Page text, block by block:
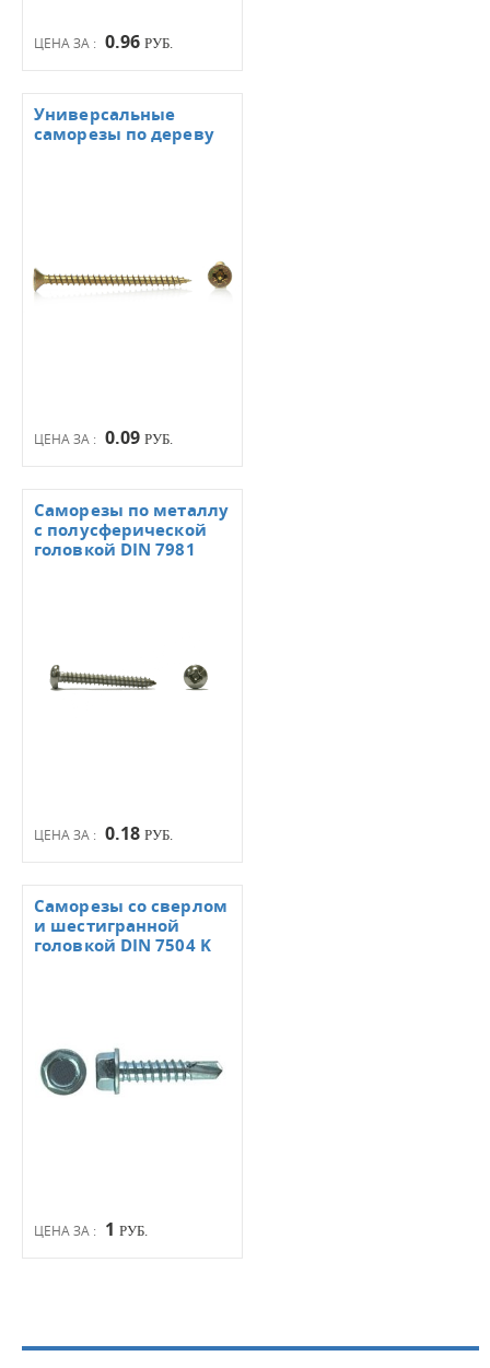
ЦЕНА ЗА : 0.96 РУБ.
ЦЕНА ЗА : 0.09 РУБ.
Универсальные
саморезы по дереву
ЦЕНА ЗА : 0.18 РУБ.
Саморезы по металлу
с полусферической
головкой DIN 7981
ЦЕНА ЗА : 1 РУБ.
Саморезы со сверлом
и шестигранной
головкой DIN 7504 K